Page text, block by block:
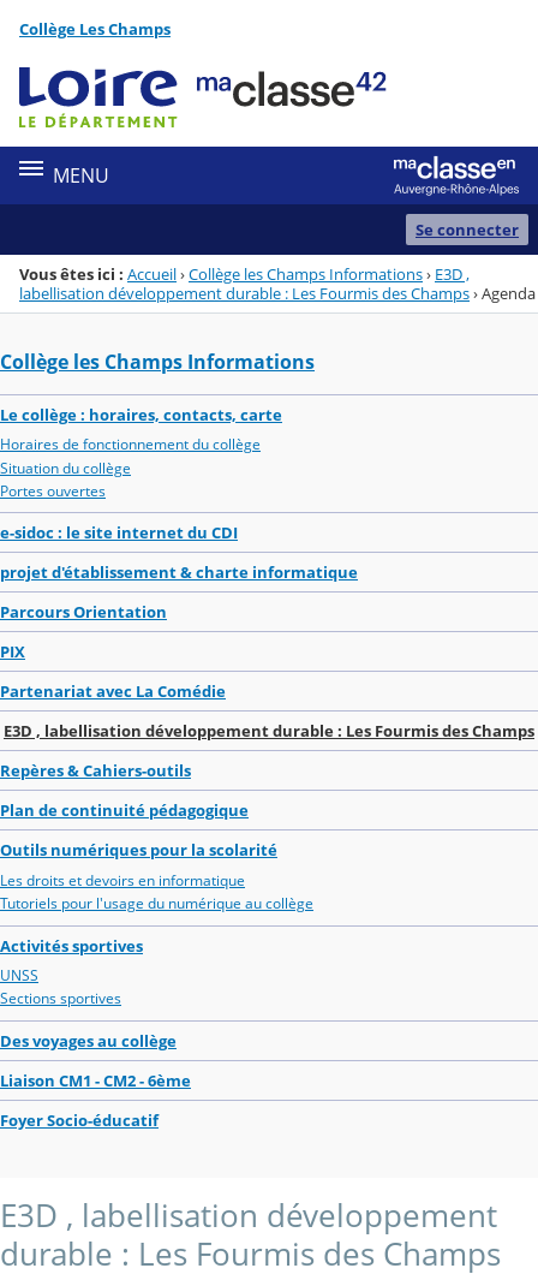
Menu de la rubrique
Contenu
Collège Les Champs
MENU
Se connecter
Vous êtes ici : Accueil›Collège les Champs Informations› E3D ,
labellisation développement durable : Les Fourmis des Champs›Agenda
Collège les Champs Informations
Le collège : horaires, contacts, carte
Horaires de fonctionnement du collège
Situation du collège
Portes ouvertes
e-sidoc : le site internet du CDI
projet d'établissement & charte informatique
Parcours Orientation
PIX
Partenariat avec La Comédie
E3D , labellisation développement durable : Les Fourmis des Champs
Repères & Cahiers-outils
Plan de continuité pédagogique
Outils numériques pour la scolarité
Les droits et devoirs en informatique
Tutoriels pour l'usage du numérique au collège
Activités sportives
UNSS
Sections sportives
Des voyages au collège
Liaison CM1 - CM2 - 6ème
Foyer Socio-éducatif
E3D , labellisation développement
durable : Les Fourmis des Champs